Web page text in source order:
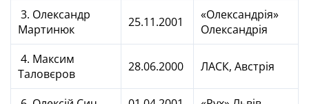
3. Олександр
Мартинюк
25.11.2001
«Олександрія»
Олександрія
4. Максим
Таловєров
28.06.2000 ЛАСК, Австрія